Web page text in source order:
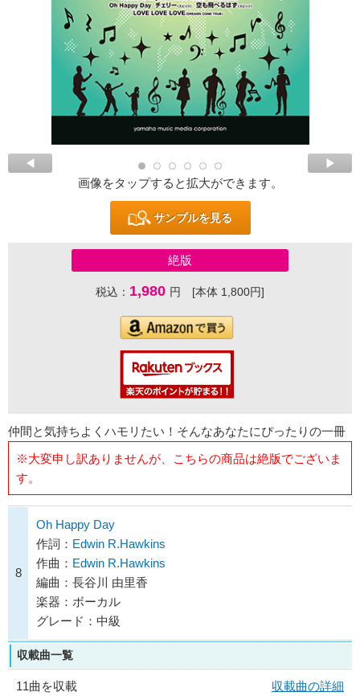
画像をタップすると拡大ができます。
サンプルを見る
絶版
税込： 1,980 円 [本体 1,800円]
仲間と気持ちよくハモリたい！そんなあなたにぴったりの一冊
※大変申し訳ありませんが、こちらの商品は絶版でございま
す。
8
Oh Happy Day
作詞： Edwin R.Hawkins
作曲： Edwin R.Hawkins
編曲：長谷川 由里香
楽器：ボーカル
グレード：中級
収載曲一覧
11曲を収載
収載曲の詳細